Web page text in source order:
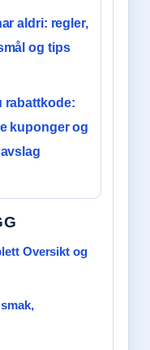
aldri: regler,
og tips
rabattkode:
kuponger og
Oversikt og